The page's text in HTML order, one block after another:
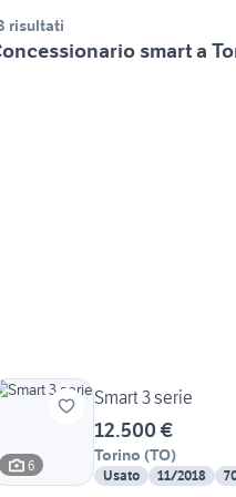
risultati
smart a
6
Smart 3 serie
12.500 €
Torino (TO)
Usato 11/2018